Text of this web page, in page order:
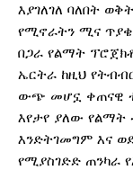
እያገለገለ ባለበት
የሚኖራትን ሚና
በጋራ የልማት
ኤርትራ ከዚህ
ውጭ መሆኗ ቀጠናዊ
እየታየ ያለው
እንድትገመግም እና
የሚያስገድድ ጠንካራ